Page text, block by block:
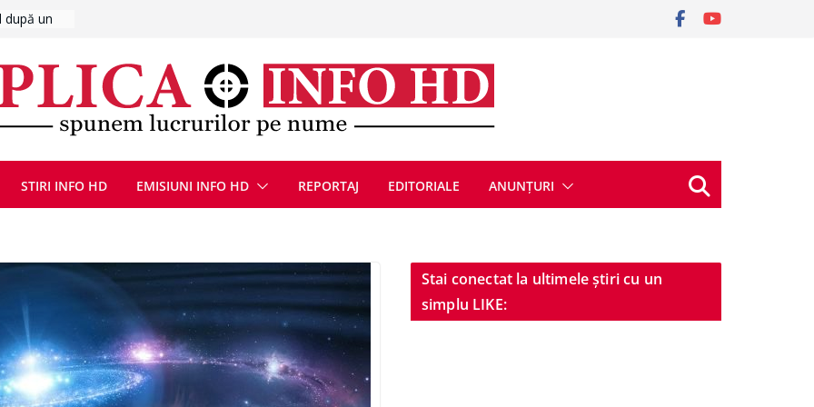
reunite
la cea de-
de
înSTIRI INFO HD EMISIUNI INFO HD REPORTAJ EDITORIALE ANUNȚURI
Stai conectat la ultimele știri cu un
simplu LIKE: